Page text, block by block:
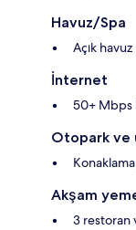
Havuz/Spa
Açık havuz
İnternet
50+ Mbps
Otopark ve
Akşam
3 restoran